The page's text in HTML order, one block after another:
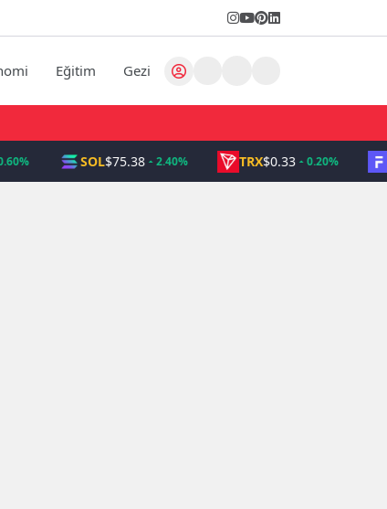
Eğitim Gezi
SOL$75.38 2.40% TRX$0.33 0.20%